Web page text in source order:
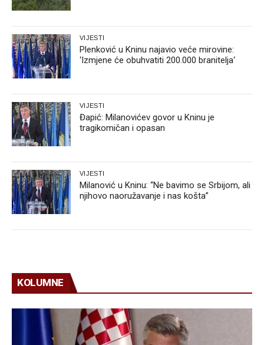
VIJESTI
Plenković u Kninu najavio veće mirovine:
‘Izmjene će obuhvatiti 200.000 branitelja‘
VIJESTI
Đapić: Milanovićev govor u Kninu je
tragikomičan i opasan
VIJESTI
Milanović u Kninu: “Ne bavimo se Srbijom, ali
njihovo naoružavanje i nas košta”
KOLUMNE